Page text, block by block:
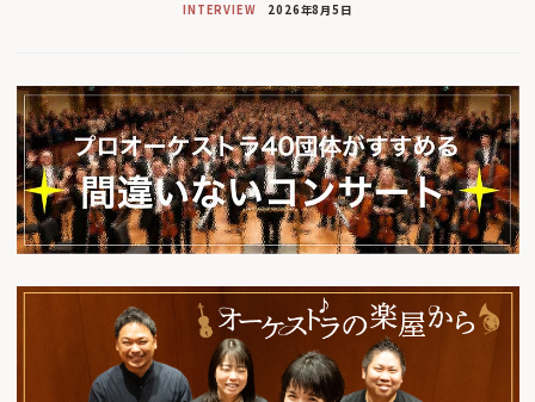
INTERVIEW 2026年8月5日